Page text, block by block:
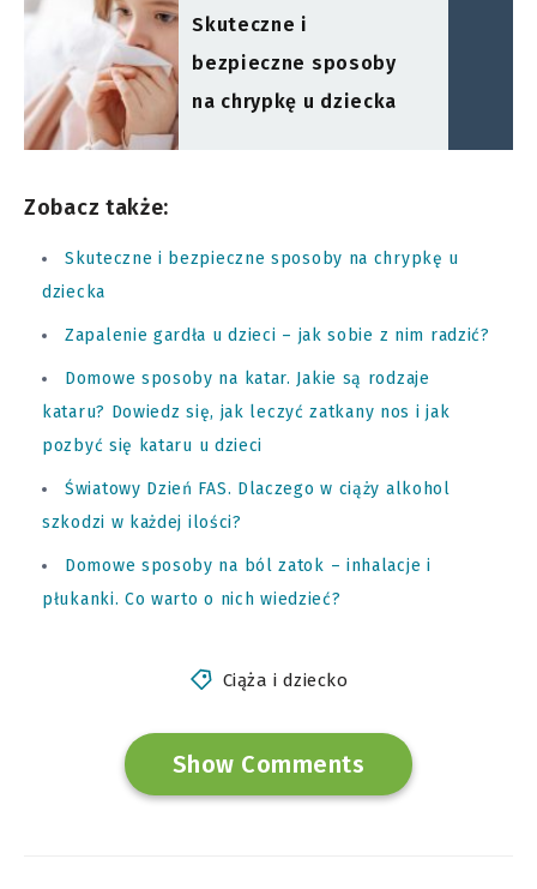
Skuteczne i
bezpieczne sposoby
na chrypkę u dziecka
Zobacz także:
Skuteczne i bezpieczne sposoby na chrypkę u
dziecka
Zapalenie gardła u dzieci – jak sobie z nim radzić?
Domowe sposoby na katar. Jakie są rodzaje
kataru? Dowiedz się, jak leczyć zatkany nos i jak
pozbyć się kataru u dzieci
Światowy Dzień FAS. Dlaczego w ciąży alkohol
szkodzi w każdej ilości?
Domowe sposoby na ból zatok – inhalacje i
płukanki. Co warto o nich wiedzieć?
Ciąża i dziecko
Show Comments